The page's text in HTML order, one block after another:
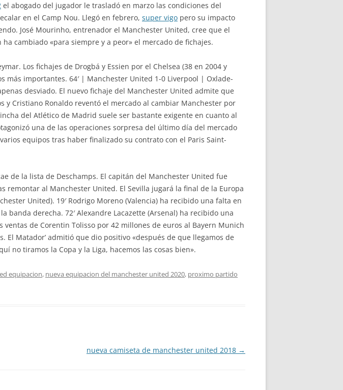
el abogado del jugador le trasladó en marzo las condiciones del
en el Camp Nou. Llegó en febrero, super vigo pero su impacto
José Mourinho, entrenador el Manchester United, cree que el
cambiado «para siempre y a peor» el mercado de fichajes.
Los fichajes de Drogbá y Essien por el Chelsea (38 en 2004 y
más importantes. 64′ | Manchester United 1-0 Liverpool | Oxlade-
desviado. El nuevo fichaje del Manchester United admite que
y Cristiano Ronaldo reventó el mercado al cambiar Manchester por
del Atlético de Madrid suele ser bastante exigente en cuanto al
una de las operaciones sorpresa del último día del mercado
equipos tras haber finalizado su contrato con el Paris Saint-
de la lista de Deschamps. El capitán del Manchester United fue
remontar al Manchester United. El Sevilla jugará la final de la Europa
United). 19′ Rodrigo Moreno (Valencia) ha recibido una falta en
banda derecha. 72′ Alexandre Lacazette (Arsenal) ha recibido una
de Corentin Tolisso por 42 millones de euros al Bayern Munich
Matador’ admitió que dio positivo «después de que llegamos de
no tiramos la Copa y la Liga, hacemos las cosas bien».
equipacion, nueva equipacion del manchester united 2020, proximo partido
nueva camiseta de manchester united 2018 →